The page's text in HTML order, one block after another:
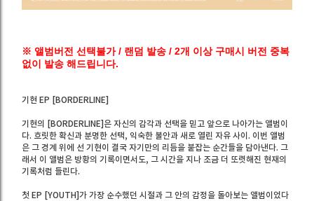
※ 앨범버전 선택불가 / 랜덤 발송 / 2개 이상 구매시 버전 중복
없이 발송 해드립니다.
기현 EP [BORDERLINE]
기현의 [BORDERLINE]은 자신의 감각과 선택을 믿고 앞으로 나아가는 앨범이
다. 흐릿한 확신과 분명한 선택, 익숙한 불안과 새로 열린 자유 사이. 이번 앨범
은 그 경계 위에 선 기현이 결국 자기만의 리듬을 붙잡는 순간들을 담아낸다. 그
래서 이 앨범은 방황의 기록이면서도, 그 시간을 지나 조금 더 또렷해진 현재의
기록처럼 들린다.
첫 EP [YOUTH]가 가장 순수했던 시절과 그 안의 감정을 돌아보는 앨범이었다